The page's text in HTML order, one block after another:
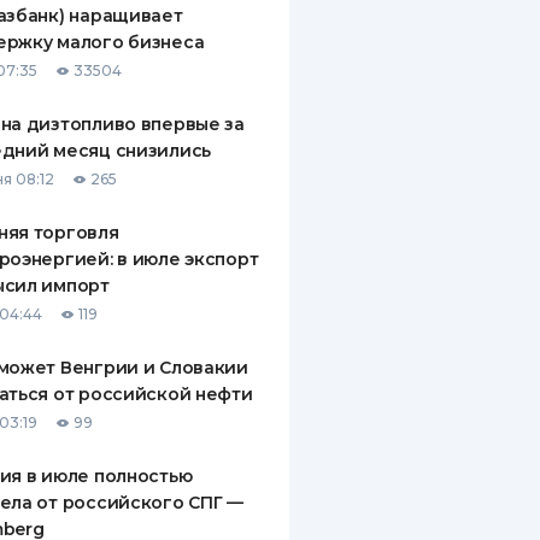
ПО
КОМПАНИИ
наращивает
малого бизнеса
33504
дизтопливо впервые за
месяц снизились
08:12 265
торговля
в июле экспорт
импорт
119
Венгрии и Словакии
от российской нефти
99
в июле полностью
от российского СПГ —